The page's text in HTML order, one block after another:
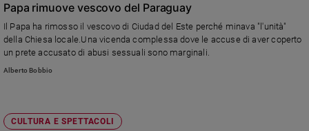
Papa rimuove vescovo del Paraguay
Il Papa ha rimosso il vescovo di Ciudad del Este perché minava "l'unità"
della Chiesa locale.Una vicenda complessa dove le accuse di aver coperto
un prete accusato di abusi sessuali sono marginali.
Alberto Bobbio
CULTURA E SPETTACOLI